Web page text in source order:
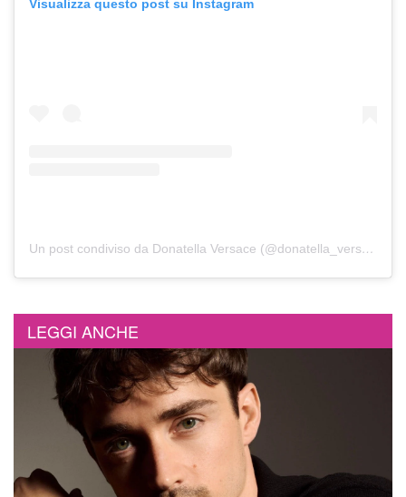
Visualizza questo post su Instagram
Un post condiviso da Donatella Versace (@donatella_versace)
LEGGI ANCHE